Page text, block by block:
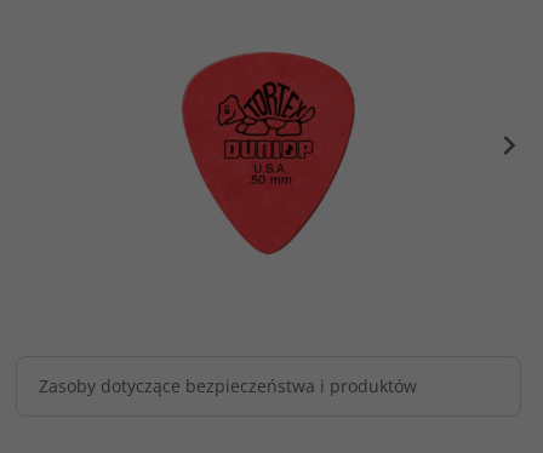
Zasoby dotyczące bezpieczeństwa i produktów